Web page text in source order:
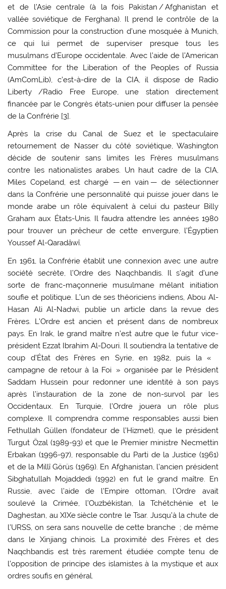
et de l’Asie centrale (à la fois Pakistan / Afghanistan et
vallée soviétique de Ferghana). Il prend le contrôle de la
Commission pour la construction d’une mosquée à Munich,
ce qui lui permet de superviser presque tous les
musulmans d’Europe occidentale. Avec l’aide de l’American
Committee for the Liberation of the Peoples of Russia
(AmComLib), c’est-à-dire de la CIA, il dispose de Radio
Liberty /Radio Free Europe, une station directement
financée par le Congrès états-unien pour diffuser la pensée
de la Confrérie [3].
Après la crise du Canal de Suez et le spectaculaire
retournement de Nasser du côté soviétique, Washington
décide de soutenir sans limites les Frères musulmans
contre les nationalistes arabes. Un haut cadre de la CIA,
Miles Copeland, est chargé — en vain — de sélectionner
dans la Confrérie une personnalité qui puisse jouer dans le
monde arabe un rôle équivalent à celui du pasteur Billy
Graham aux États-Unis. Il faudra attendre les années 1980
pour trouver un prêcheur de cette envergure, l’Égyptien
Youssef Al-Qaradâwî.
En 1961, la Confrérie établit une connexion avec une autre
société secrète, l’Ordre des Naqchbandis. Il s’agit d’une
sorte de franc-maçonnerie musulmane mêlant initiation
soufie et politique. L’un de ses théoriciens indiens, Abou Al-
Hasan Ali Al-Nadwi, publie un article dans la revue des
Frères. L’Ordre est ancien et présent dans de nombreux
pays. En Irak, le grand maître n’est autre que le futur vice-
président Ezzat Ibrahim Al-Douri. Il soutiendra la tentative de
coup d’État des Frères en Syrie, en 1982, puis la «
campagne de retour à la Foi » organisée par le Président
Saddam Hussein pour redonner une identité à son pays
après l’instauration de la zone de non-survol par les
Occidentaux. En Turquie, l’Ordre jouera un rôle plus
complexe. Il comprendra comme responsables aussi bien
Fethullah Güllen (fondateur de l’Hizmet), que le président
Turgut Özal (1989-93) et que le Premier ministre Necmettin
Erbakan (1996-97), responsable du Parti de la Justice (1961)
et de la Millî Görüs (1969). En Afghanistan, l’ancien président
Sibghatullah Mojaddedi (1992) en fut le grand maître. En
Russie, avec l’aide de l’Empire ottoman, l’Ordre avait
soulevé la Crimée, l’Ouzbékistan, la Tchétchénie et le
Daghestan, au XIXe siècle contre le Tsar. Jusqu’à la chute de
l’URSS, on sera sans nouvelle de cette branche ; de même
dans le Xinjiang chinois. La proximité des Frères et des
Naqchbandis est très rarement étudiée compte tenu de
l’opposition de principe des islamistes à la mystique et aux
ordres soufis en général.